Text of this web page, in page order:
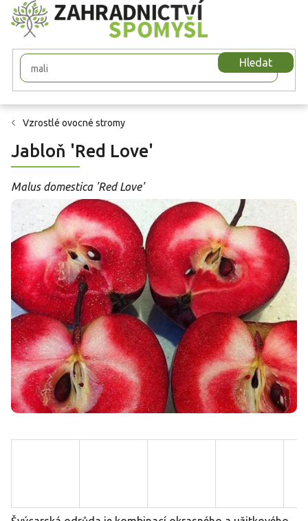
Přejít
na
obsah
Hledat
Vzrostlé ovocné stromy
Jabloň 'Red Love'
Malus domestica 'Red Love'